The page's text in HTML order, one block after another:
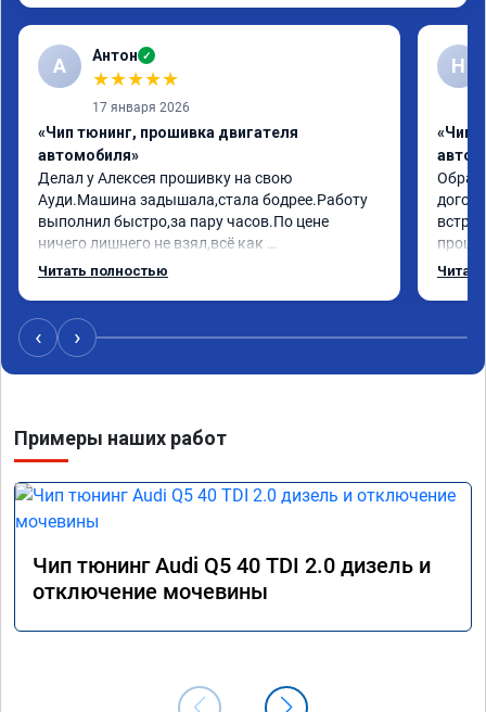
А Антон ✓
★★★★★
17 января 2026
«Чип тюнинг, прошивка двигателя
автомобиля»
Делал у Алексея прошивку на свою
Ауди.Машина задышала,стала бодрее.Работу
выполнил быстро,за пару часов.По цене
ничего лишнего не взял,всё как
договаривались заранее.После работы
поломки авто.Однозначно рекомендую
Алексея как грамотного специалиста!
Читать полностью
Н
«Чип
Арман
‹ ›
Примеры наших работ
Чип тюнинг Audi Q5 40 TDI 2.0 дизель и
отключение мочевины